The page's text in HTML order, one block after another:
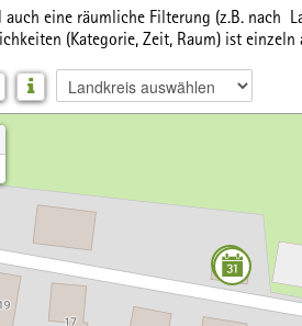
eine räumliche Filterung (z.B. nach
(Kategorie, Zeit, Raum) ist einzeln